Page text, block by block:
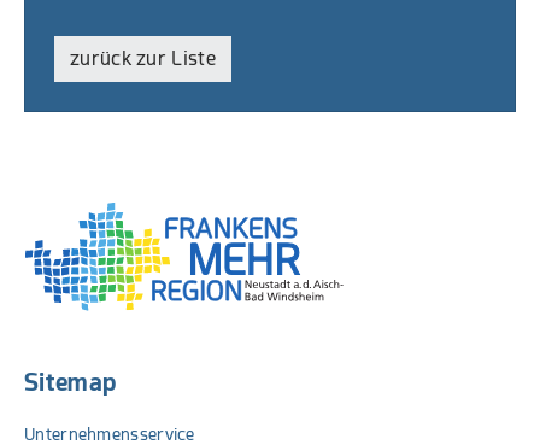
zurück zur Liste
Sitemap
Unternehmensservice